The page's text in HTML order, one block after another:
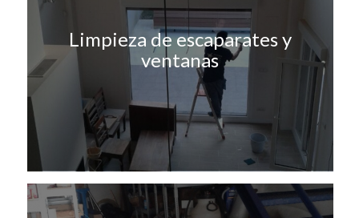
Limpieza de escaparates y
ventanas